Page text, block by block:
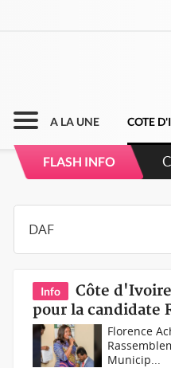
A LA UNE COTE
FLASH INFO
Info
Côte
pour la candidate
Florence
Municip...